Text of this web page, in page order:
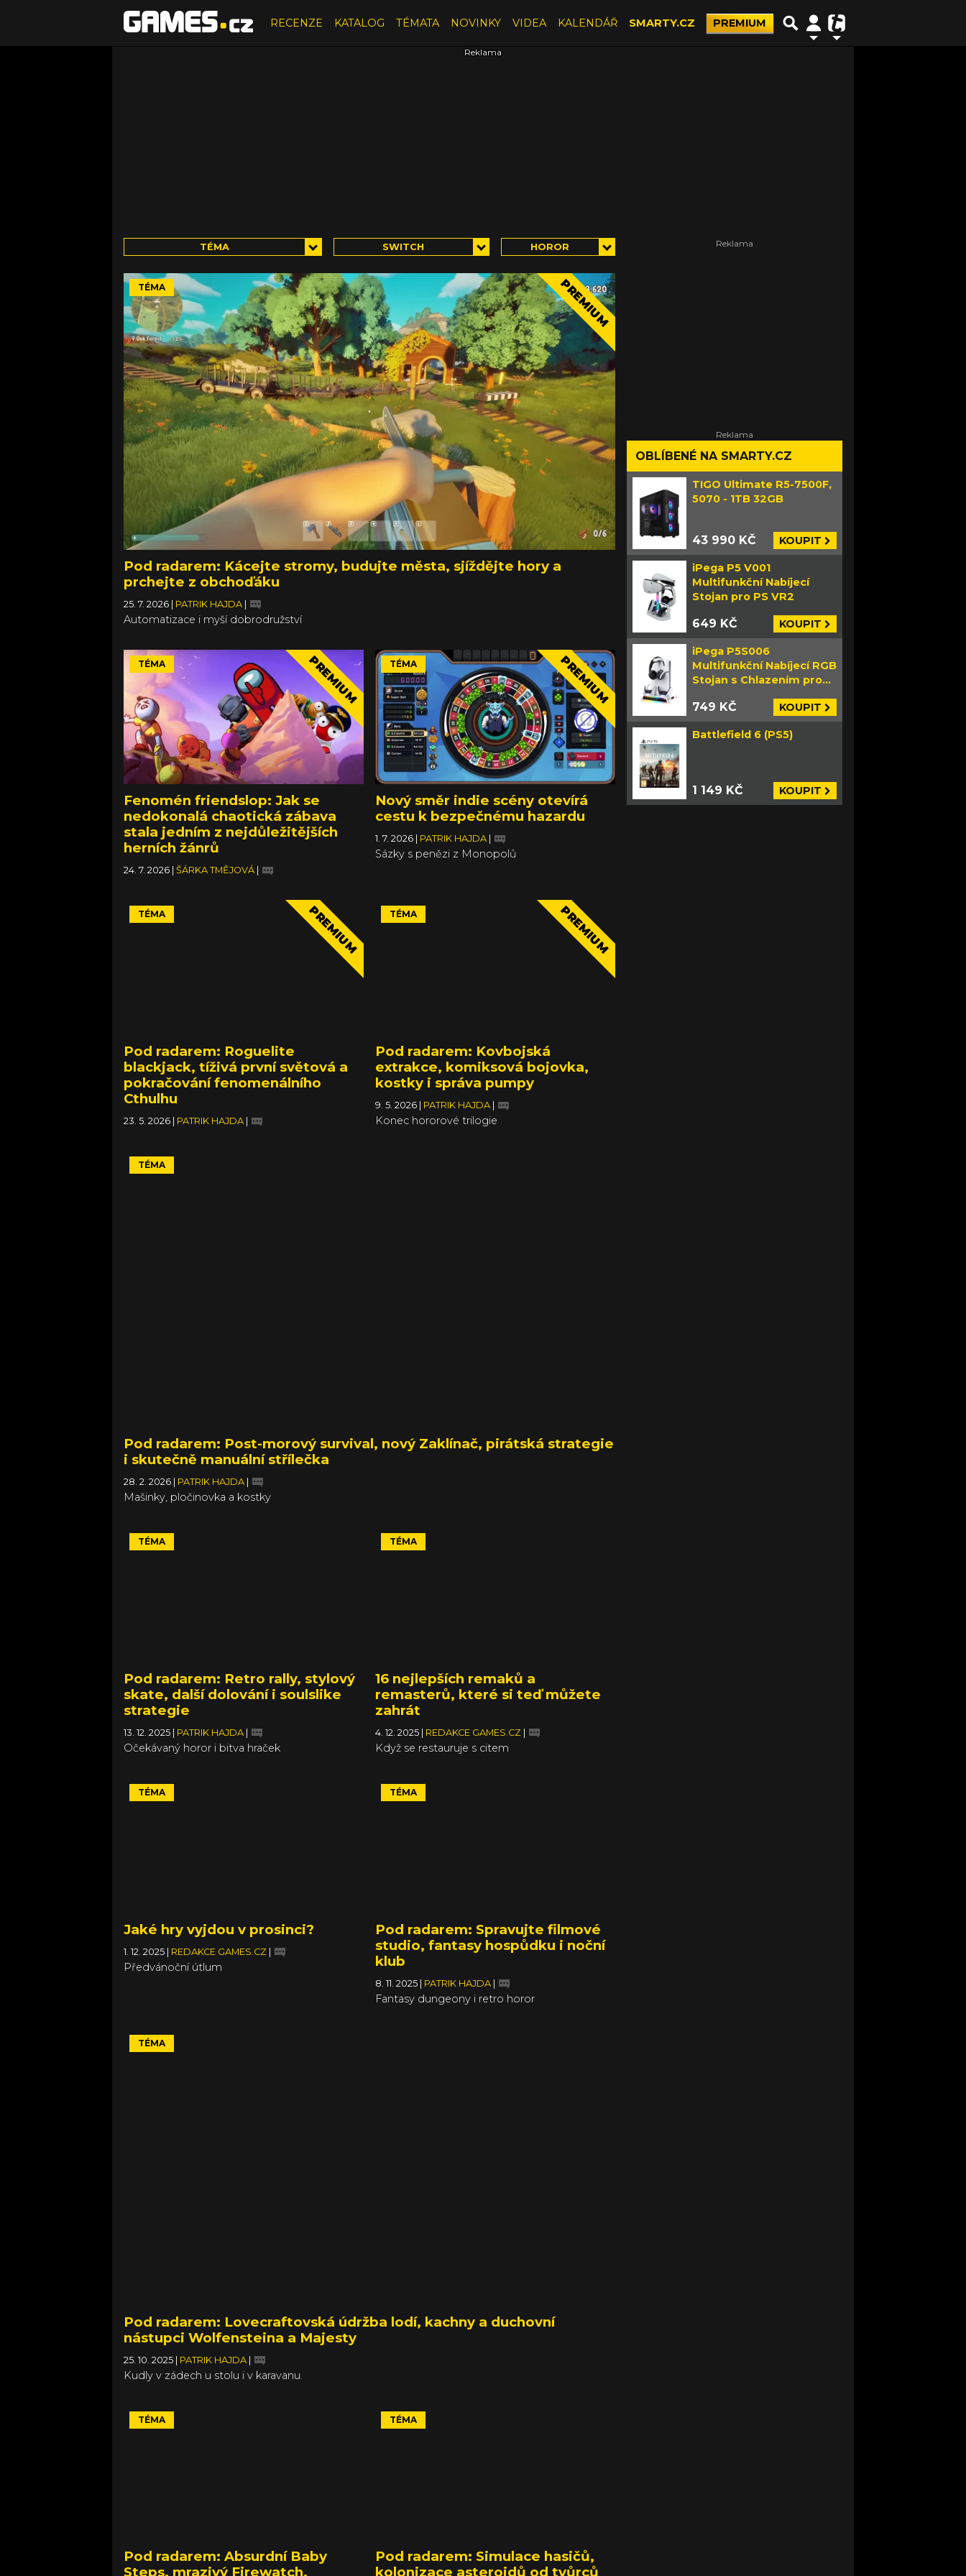
RECENZE KATALOG TÉMATA NOVINKY VIDEA KALENDÁŘ SMARTY.CZ PREMIUM
TÉMA SWITCH HOROR
TÉMA PREMIUM
Pod radarem: Kácejte stromy, budujte města, sjíždějte hory a
prchejte z obchoďáku
25. 7. 2026 | PATRIK HAJDA |
Automatizace i myší dobrodružství
TÉMA PREMIUM
Fenomén friendslop: Jak se
nedokonalá chaotická zábava
stala jedním z nejdůležitějších
herních žánrů
24. 7. 2026 ŠÁRKA TMĚJOVÁ
TÉMA PREMIUM
Nový směr indie scény otevírá
cestu k bezpečnému hazardu
1. 7. 2026 PATRIK HAJDA
Sázky s penězi z Monopolů
TÉMA PREMIUM
Pod radarem: Roguelite
blackjack, tíživá první světová a
pokračování fenomenálního
Cthulhu
23. 5. 2026 PATRIK HAJDA
TÉMA PREMIUM
Pod radarem: Kovbojská
extrakce, komiksová bojovka,
kostky i správa pumpy
9. 5. 2026 PATRIK HAJDA
Konec hororové trilogie
TÉMA
Pod radarem: Post-morový survival, nový Zaklínač, pirátská strategie
i skutečně manuální střílečka
28. 2. 2026 PATRIK HAJDA
Mašinky, pločinovka a kostky
TÉMA
Pod radarem: Retro rally, stylový
skate, další dolování i soulslike
strategie
13. 12. 2025 PATRIK HAJDA
Očekávaný horor i bitva hraček
TÉMA
16 nejlepších remaků a
remasterů, které si teď můžete
zahrát
4. 12. 2025 REDAKCE GAMES.CZ
Když se restauruje s citem
TÉMA
Jaké hry vyjdou v prosinci?
1. 12. 2025 REDAKCE GAMES.CZ
Předvánoční útlum
TÉMA
Pod radarem: Spravujte filmové
studio, fantasy hospůdku i noční
klub
8. 11. 2025 PATRIK HAJDA
Fantasy dungeony i retro horor
TÉMA
Pod radarem: Lovecraftovská údržba lodí, kachny a duchovní
nástupci Wolfensteina a Majesty
25. 10. 2025 | PATRIK HAJDA |
Kudly v zádech u stolu i v karavanu.
TÉMA
Pod radarem: Absurdní Baby
Steps, mrazivý Firewatch,
TÉMA
Pod radarem: Simulace hasičů,
kolonizace asteroidů od tvůrců
OBLÍBENÉ NA SMARTY.CZ
TIGO Ultimate R5-7500F,
5070 - 1TB 32GB
43 990 KČ KOUPIT
iPega P5 V001
Multifunkční Nabíjecí
Stojan pro PS VR2
649 KČ KOUPIT
iPega P5S006
Multifunkční Nabíjecí RGB
Stojan s Chlazením pro
749 KČ KOUPIT
Battlefield 6 (PS5)
1 149 KČ KOUPIT